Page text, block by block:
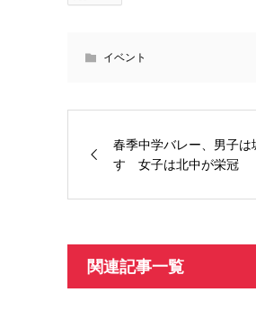
イベント
春季中学バレー、男子は
す 女子は北中が栄冠
関連記事一覧